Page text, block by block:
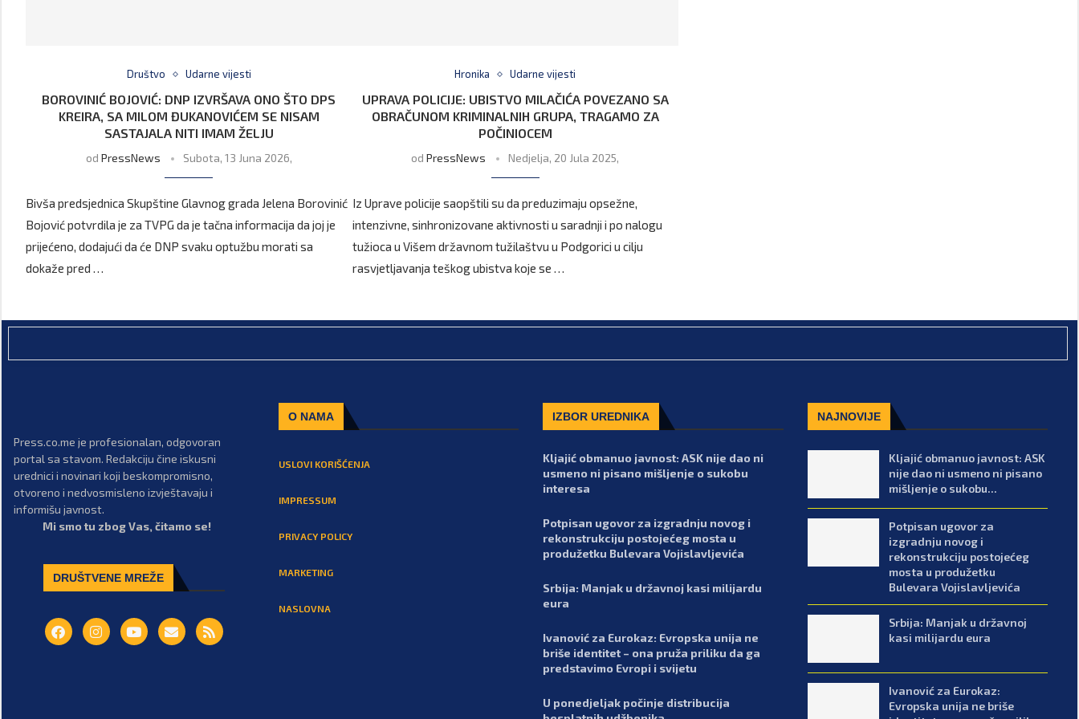
Društvo Udarne vijesti
BOROVINIĆ BOJOVIĆ: DNP IZVRŠAVA ONO ŠTO DPS
KREIRA, SA MILOM ĐUKANOVIĆEM SE NISAM
SASTAJALA NITI IMAM ŽELJU
od PressNews Subota, 13 Juna 2026,
Bivša predsjednica Skupštine Glavnog grada Jelena Borovinić
Bojović potvrdila je za TVPG da je tačna informacija da joj je
prijećeno, dodajući da će DNP svaku optužbu morati sa
dokaže pred …
Hronika Udarne vijesti
UPRAVA POLICIJE: UBISTVO MILAČIĆA POVEZANO SA
OBRAČUNOM KRIMINALNIH GRUPA, TRAGAMO ZA
POČINIOCEM
odPressNews Nedjelja, 20 Jula 2025,
Iz Uprave policije saopštili su da preduzimaju opsežne,
intenzivne, sinhronizovane aktivnosti u saradnji i po nalogu
tužioca u Višem državnom tužilaštvu u Podgorici u cilju
rasvjetljavanja teškog ubistva koje se …
Press.co.me je profesionalan, odgovoran
portal sa stavom. Redakciju čine iskusni
urednici i novinari koji beskompromisno,
otvoreno i nedvosmisleno izvještavaju i
informišu javnost.
Mi smo tu zbog Vas, čitamo se!
DRUŠTVENE MREŽE
O NAMA
USLOVI KORIŠĆENJA
IMPRESSUM
PRIVACY POLICY
MARKETING
NASLOVNA
IZBOR UREDNIKA
Kljajić obmanuo javnost: ASK nije dao ni
usmeno ni pisano mišljenje o sukobu
interesa
Potpisan ugovor za izgradnju novog i
rekonstrukciju postojećeg mosta u
produžetku Bulevara Vojislavljevića
Srbija: Manjak u državnoj kasi milijardu
eura
Ivanović za Eurokaz: Evropska unija ne
briše identitet – ona pruža priliku da ga
predstavimo Evropi i svijetu
U ponedjeljak počinje distribucija
NAJNOVIJE
Kljajić obmanuo javnost: ASK
nije dao ni usmeno ni pisano
mišljenje o sukobu...
Potpisan ugovor za
izgradnju novog i
rekonstrukciju postojećeg
mosta u produžetku
Bulevara Vojislavljevića
Srbija: Manjak u državnoj
kasi milijardu eura
Ivanović za Eurokaz:
Evropska unija ne briše